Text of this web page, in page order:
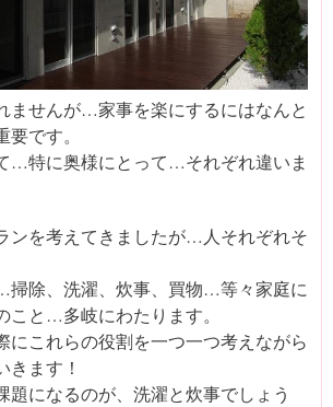
ませんが…家事を楽にするにはなんと
です。
…特に奥様にとって…それぞれ違いま
ンを考えてきましたが…人それぞれそ
掃除、洗濯、炊事、買物…等々家庭に
こと…多岐にわたります。
にこれらの役割を一つ一つ考えながら
きます！
題になるのが、洗濯と炊事でしょう